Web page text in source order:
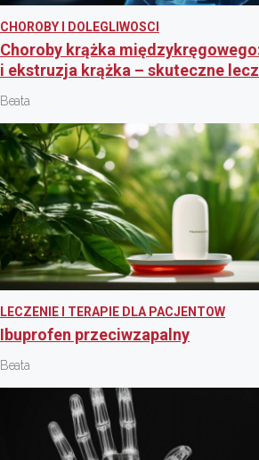
CHOROBY I DOLEGLIWOSCI
Choroby krążka
i ekstruzja krążka – skuteczne
Beata
LECZENIE I TERAPIE DLA PACJENTOW
Ibuprofen przeciwzapalny
Beata